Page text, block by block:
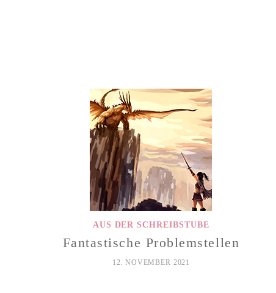
AUS DER SCHREIBSTUBE
Fantastische Problemstellen
12. NOVEMBER 2021